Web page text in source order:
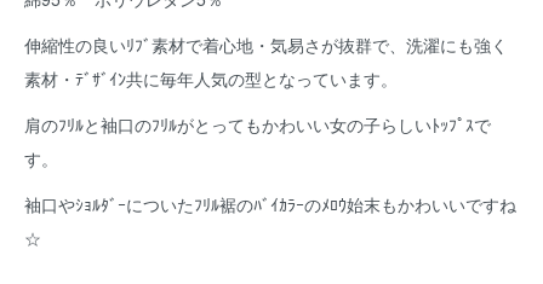
伸縮性の良いﾘﾌﾞ素材で着心地・気易さが抜群で、洗濯にも強く
素材・ﾃﾞｻﾞｲﾝ共に毎年人気の型となっています。
肩のﾌﾘﾙと袖口のﾌﾘﾙがとってもかわいい女の子らしいﾄｯﾌﾟｽで
す。
袖口やｼｮﾙﾀﾞｰについたﾌﾘﾙ裾のﾊﾞｲｶﾗｰのﾒﾛｳ始末もかわいいですね
☆